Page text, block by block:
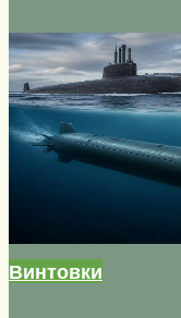
Винтовки